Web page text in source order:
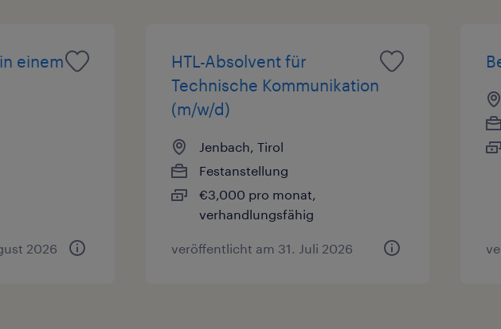
einem
2026
HTL-Absolvent für
Technische Kommunikation
(m/w/d)
Jenbach, Tirol
Festanstellung
€3,000 pro monat,
verhandlungsfähig
veröffentlicht am 31. Juli 2026